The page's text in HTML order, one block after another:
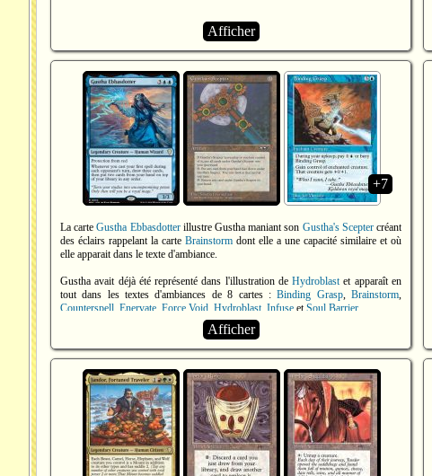
Afficher
+7
La carteGustha Ebbasdotterillustre Gustha maniant son Gustha's Sceptercréant
des éclairs rappelant la carte Brainstorm dont elle a une capacité similaire et où
elle apparait dans le texte d'ambiance.
Gustha avait déjà été représenté dans l'illustration deHydroblastet apparaît en
tout dans les textes d'ambiances de 8 cartes :Binding Grasp,Brainstorm,
Counterspell Enervate Force Void Hydroblast Infuse et Soul Barrier.
Afficher